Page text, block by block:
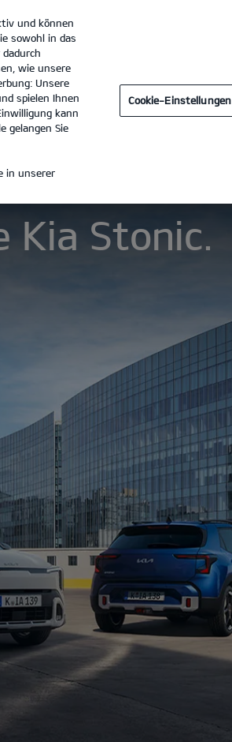
KG Tel. :
Kia Stonic.
und können
sowohl in das
wie unsere
Unsere
spielen Ihnen
kann
gelangen Sie
in unserer
Cookie-Einstellungen